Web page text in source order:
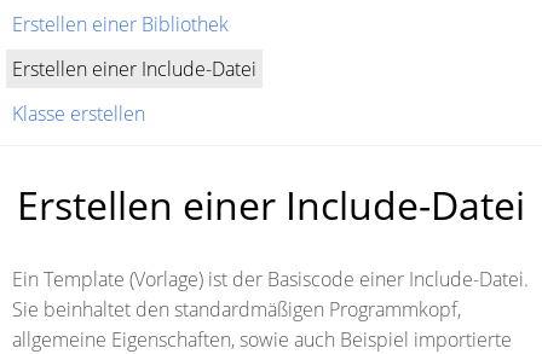
Erstellen einer Bibliothek
Erstellen einer Include-Datei
Klasse erstellen
Erstellen einer Include-Datei
Ein Template (Vorlage) ist der Basiscode einer Include-Datei.
Sie beinhaltet den standardmäßigen Programmkopf,
allgemeine Eigenschaften, sowie auch Beispiel importierte